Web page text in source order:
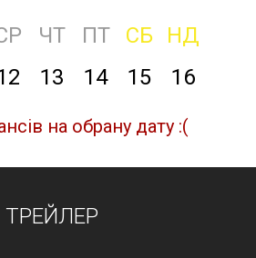
ЧТ ПТ СБ
НД
13 14 15 16
на обрану дату :(
ТРЕЙЛЕР